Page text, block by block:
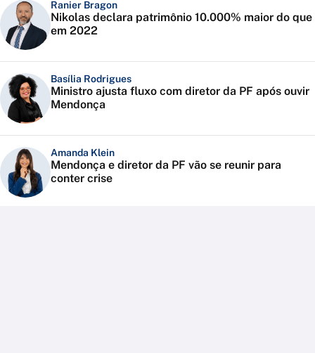
Ranier Bragon
Nikolas declara patrimônio 10.000% maior do que
em 2022
Basília Rodrigues
Ministro ajusta fluxo com diretor da PF após ouvir
Mendonça
Amanda Klein
Mendonça e diretor da PF vão se reunir para
conter crise